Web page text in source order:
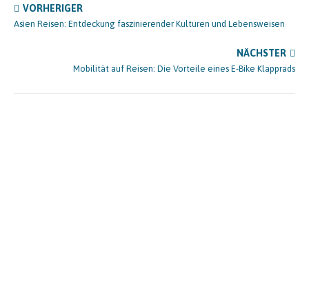
VORHERIGER
Asien Reisen: Entdeckung faszinierender Kulturen und Lebensweisen
NÄCHSTER
Mobilität auf Reisen: Die Vorteile eines E-Bike Klapprads